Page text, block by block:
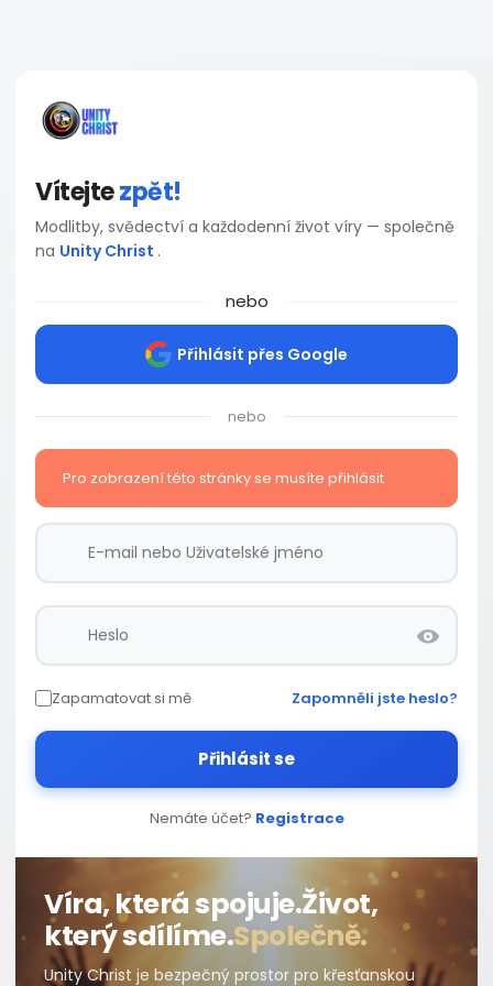
Vítejtezpět!
Modlitby, svědectví a každodenní život víry — společně
na Unity Christ .
nebo
Přihlásit přes Google
nebo
Pro zobrazení této stránky se musíte přihlásit
Zapamatovat si mě Zapomněli jste heslo?
Přihlásit se
Nemáte účet? Registrace
Víra, která spojuje.Život,
který sdílíme.Společně.
Unity Christ je bezpečný prostor pro křesťanskou